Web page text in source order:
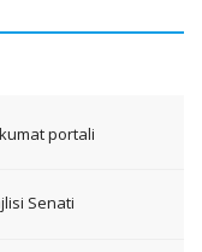
portali
Senati